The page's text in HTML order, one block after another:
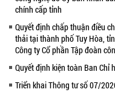
chính cấp tỉnh
Quyết định chấp thuận điều
thải tại thành phố Tuy Hòa,
Công ty Cổ phần Tập đoàn
Quyết định kiện toàn Ban
Triển khai Thông tư số 07/